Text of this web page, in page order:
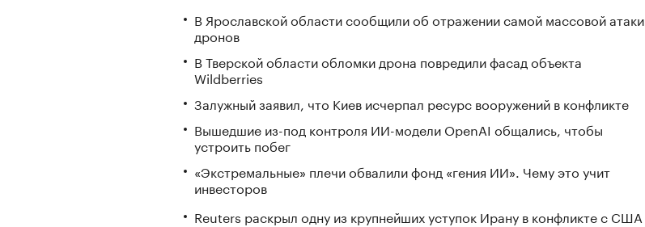
В Ярославской области сообщили об отражении самой массовой атаки
дронов
В Тверской области обломки дрона повредили фасад объекта
Wildberries
Залужный заявил, что Киев исчерпал ресурс вооружений в конфликте
Вышедшие из-под контроля ИИ-модели OpenAI общались, чтобы
устроить побег
«Экстремальные» плечи обвалили фонд «гения ИИ». Чему это учит
инвесторов
Reuters раскрыл одну из крупнейших уступок Ирану в конфликте с США